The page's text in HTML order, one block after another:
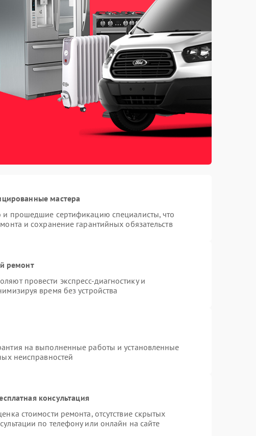
мастера
и прошедшие сертификацию специалисты, что
и сохранение гарантийных обязательств
ремонт
провести экспресс-диагностику и
время без устройства
на выполненные работы и установленные
неисправностей
консультация
стоимости ремонта, отсутствие скрытых
по телефону или онлайн на сайте